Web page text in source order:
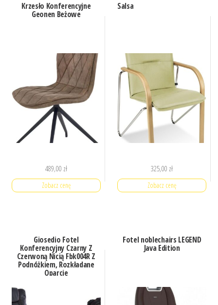
Krzesło Konferencyjne
Geonen Beżowe
489,00 zł
Zobacz cenę
Salsa
325,00 zł
Zobacz cenę
Giosedio Fotel
Konferencyjny Czarny Z
Czerwoną Nicią Fbk004R Z
Podnóżkiem, Rozkładane
Oparcie
Fotel noblechairs LEGEND
Java Edition